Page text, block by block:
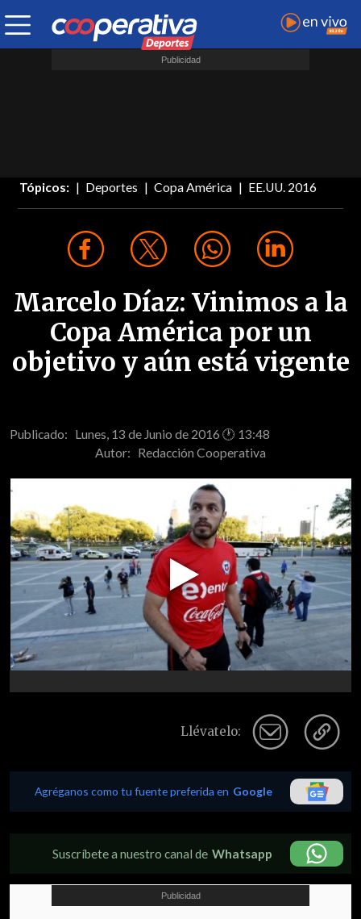
Tópicos: Deportes Copa América EE.UU. 2016
Marcelo Díaz: Vinimos a la
Copa América por un
objetivo y aún está vigente
Publicado: Lunes, 13 de Junio de 2016 🕐 13:48
Autor: Redacción Cooperativa
Play
Video
Llévatelo:
Agréganos como tu fuente preferida en Google
Suscríbete a nuestro canal de Whatsapp